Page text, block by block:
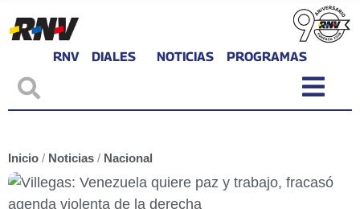
RNV DIALES NOTICIAS PROGRAMAS
Inicio / Noticias / Nacional